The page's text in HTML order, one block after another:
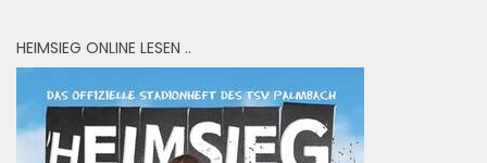
HEIMSIEG ONLINE LESEN ..